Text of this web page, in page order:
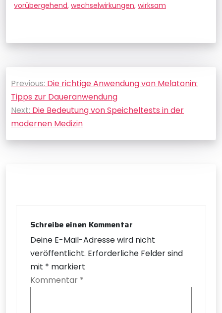
vorübergehend, wechselwirkungen, wirksam
Beitragsnavigation
Previous: Die richtige Anwendung von Melatonin:
Tipps zur Daueranwendung
Next: Die Bedeutung von Speicheltests in der
modernen Medizin
Schreibe einen Kommentar
Deine E-Mail-Adresse wird nicht
veröffentlicht. Erforderliche Felder sind
mit * markiert
Kommentar *